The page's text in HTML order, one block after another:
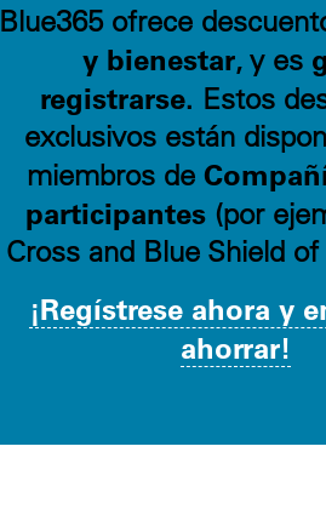
Blue365 ofrece
y bienestar, y es
registrarse. Estos
exclusivos están
miembros de
participantes(por
Cross and Blue Shield
¡Regístrese ahora y
ahorrar!